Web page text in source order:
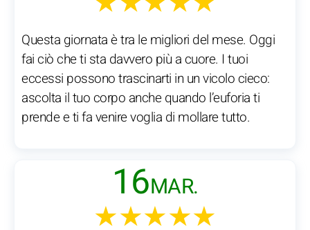
Questa giornata è tra le migliori del mese. Oggi
fai ciò che ti sta davvero più a cuore. I tuoi
eccessi possono trascinarti in un vicolo cieco:
ascolta il tuo corpo anche quando l’euforia ti
prende e ti fa venire voglia di mollare tutto.
16MAR.
★★★★★